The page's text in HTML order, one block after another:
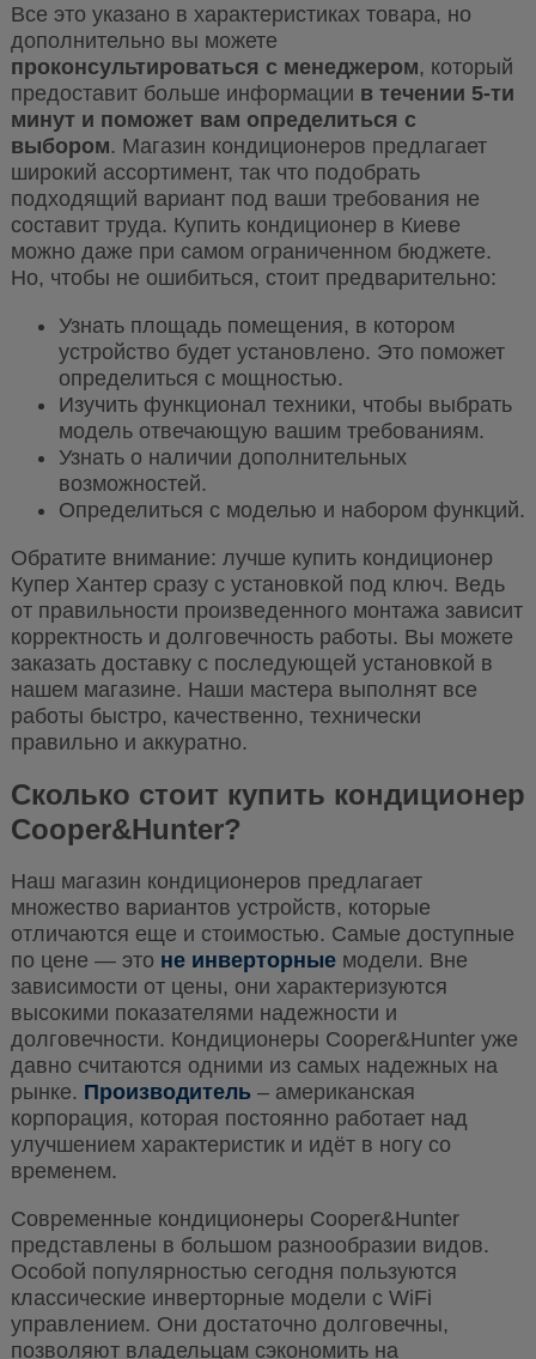
Все это указано в характеристиках товара, но
дополнительно вы можете
проконсультироваться с менеджером, который
предоставит больше информации в течении 5-ти
минут и поможет вам определиться с
выбором. Магазин кондиционеров предлагает
широкий ассортимент, так что подобрать
подходящий вариант под ваши требования не
составит труда. Купить кондиционер в Киеве
можно даже при самом ограниченном бюджете.
Но, чтобы не ошибиться, стоит предварительно:
Узнать площадь помещения, в котором
устройство будет установлено. Это поможет
определиться с мощностью.
Изучить функционал техники, чтобы выбрать
модель отвечающую вашим требованиям.
Узнать о наличии дополнительных
возможностей.
Определиться с моделью и набором функций.
Обратите внимание: лучше купить кондиционер
Купер Хантер сразу с установкой под ключ. Ведь
от правильности произведенного монтажа зависит
корректность и долговечность работы. Вы можете
заказать доставку с последующей установкой в
нашем магазине. Наши мастера выполнят все
работы быстро, качественно, технически
правильно и аккуратно.
Сколько стоит купить кондиционер
Cooper&Hunter?
Наш магазин кондиционеров предлагает
множество вариантов устройств, которые
отличаются еще и стоимостью. Самые доступные
по цене — это не инверторныемодели. Вне
зависимости от цены, они характеризуются
высокими показателями надежности и
долговечности. Кондиционеры Cooper&Hunter уже
давно считаются одними из самых надежных на
рынке. Производитель– американская
корпорация, которая постоянно работает над
улучшением характеристик и идёт в ногу со
временем.
Современные кондиционеры Cooper&Hunter
представлены в большом разнообразии видов.
Особой популярностью сегодня пользуются
классические инверторные модели с WiFi
управлением. Они достаточно долговечны,
позволяют владельцам сэкономить на